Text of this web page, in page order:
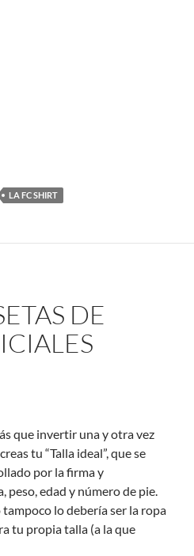
LA FC SHIRT
DE
que invertir una y otra vez
tu “Talla ideal”, que se
por la firma y
edad y número de pie.
lo debería ser la ropa
tu propia talla (a la que